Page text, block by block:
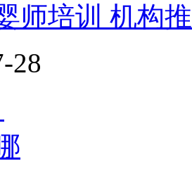
师培训 机构
28